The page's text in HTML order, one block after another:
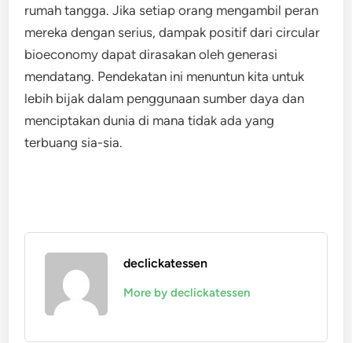
rumah tangga. Jika setiap orang mengambil peran
mereka dengan serius, dampak positif dari circular
bioeconomy dapat dirasakan oleh generasi
mendatang. Pendekatan ini menuntun kita untuk
lebih bijak dalam penggunaan sumber daya dan
menciptakan dunia di mana tidak ada yang
terbuang sia-sia.
declickatessen
More by declickatessen